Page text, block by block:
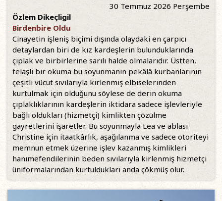
30 Temmuz 2026 Perşembe
Özlem Dikeçligil
Birdenbire Oldu
Cinayetin işleniş biçimi dışında olaydaki en çarpıcı
detaylardan biri de kız kardeşlerin bulunduklarında
çıplak ve birbirlerine sarılı halde olmalarıdır. Üstten,
telaşlı bir okuma bu soyunmanın pekâlâ kurbanlarının
çeşitli vücut sıvılarıyla kirlenmiş elbiselerinden
kurtulmak için olduğunu söylese de derin okuma
çıplaklıklarının kardeşlerin iktidara sadece işlevleriyle
bağlı oldukları (hizmetçi) kimlikten çözülme
gayretlerini işaretler. Bu soyunmayla Lea ve ablası
Christine için itaatkârlık, aşağılanma ve sadece otoriteyi
memnun etmek üzerine işlev kazanmış kimlikleri
hanımefendilerinin beden sıvılarıyla kirlenmiş hizmetçi
üniformalarından kurtuldukları anda çökmüş olur.